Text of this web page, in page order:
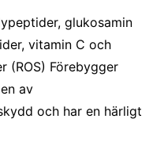
glukosamin
vitamin C och
(ROS) Förebygger
av
och har en härligt